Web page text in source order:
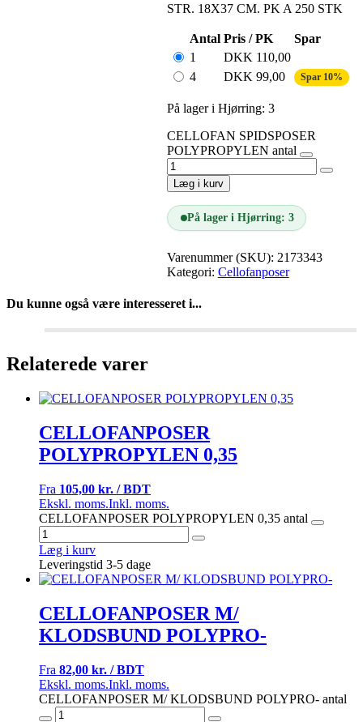
STR. 18X37 CM. PK A 250 STK
Antal Pris / PK
Spar
1
DKK 110,00
4
DKK 99,00 Spar 10%
På lager i Hjørring: 3
CELLOFAN SPIDSPOSER
POLYPROPYLEN antal
Læg i kurv
På lager i Hjørring: 3
Varenummer (SKU): 2173343
Kategori: Cellofanposer
Du kunne også være interesseret i...
Relaterede varer
CELLOFANPOSER
POLYPROPYLEN 0,35
Fra 105,00 kr. / BDT
Ekskl. moms.Inkl. moms.
CELLOFANPOSER POLYPROPYLEN 0,35 antal
Læg i kurv
Leveringstid 3-5 dage
CELLOFANPOSER M/
KLODSBUND POLYPRO-
Fra 82,00 kr. / BDT
Ekskl. moms.Inkl. moms.
CELLOFANPOSER M/ KLODSBUND POLYPRO- antal